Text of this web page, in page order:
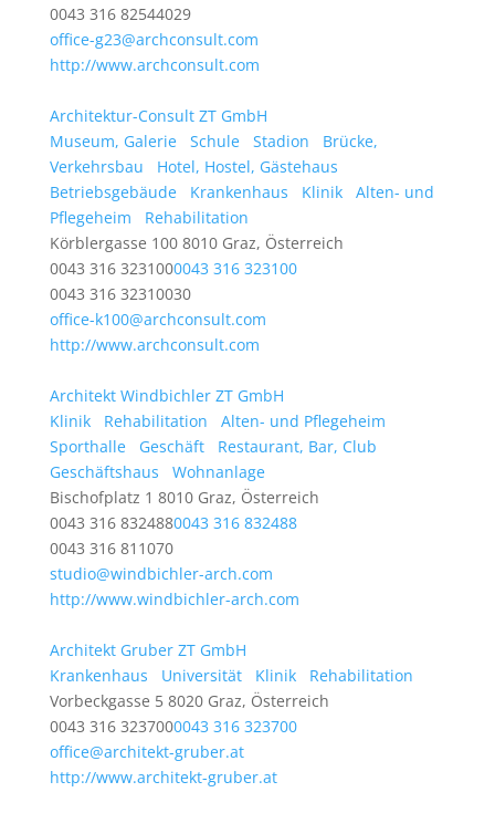
0043 316 82544029
office-g23@archconsult.com
http://www.archconsult.com
Architektur-Consult ZT GmbH
Museum, Galerie
Schule Stadion
Brücke,
Verkehrsbau
Hotel, Hostel, Gästehaus
Betriebsgebäude
Krankenhaus Klinik
Alten- und
Pflegeheim
Rehabilitation
Körblergasse 100 8010 Graz, Österreich
0043 316 3231000043 316 323100
0043 316 32310030
office-k100@archconsult.com
http://www.archconsult.com
Architekt Windbichler ZT GmbH
Klinik
Rehabilitation
Alten- und Pflegeheim
Sporthalle
Geschäft
Restaurant, Bar, Club
Geschäftshaus
Wohnanlage
Bischofplatz 1 8010 Graz, Österreich
0043 316 8324880043 316 832488
0043 316 811070
studio@windbichler-arch.com
http://www.windbichler-arch.com
Architekt Gruber ZT GmbH
Krankenhaus
Universität Klinik
Rehabilitation
Vorbeckgasse 5 8020 Graz, Österreich
0043 316 3237000043 316 323700
office@architekt-gruber.at
http://www.architekt-gruber.at